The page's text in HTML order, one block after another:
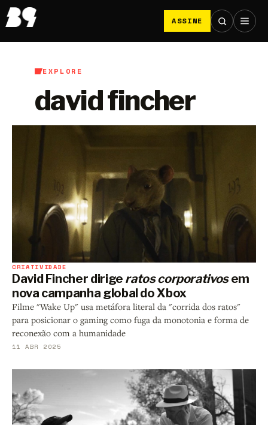
ASSINE
EXPLORE
david fincher
CRIATIVIDADE
David Fincher dirige ratos corporativosem
nova campanha global do Xbox
Filme "Wake Up" usa metáfora literal da "corrida dos ratos"
para posicionar o gaming como fuga da monotonia e forma de
reconexão com a humanidade
11 ABR 2025